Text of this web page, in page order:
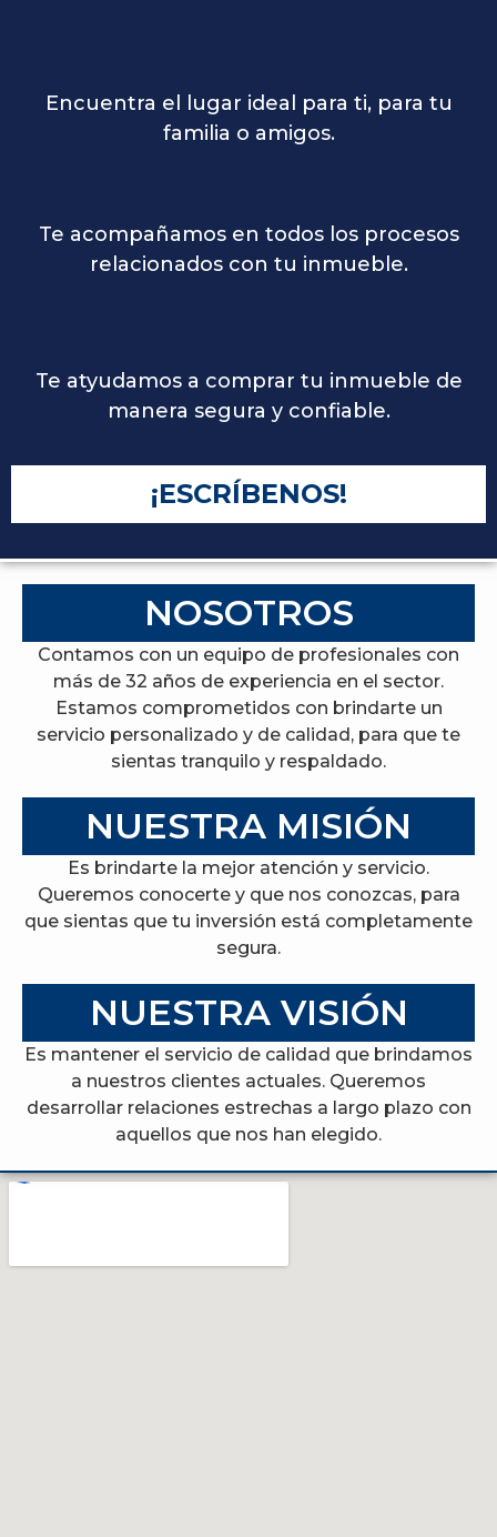
Encuentra el lugar ideal para ti, para tu
familia o amigos.
Te acompañamos en todos los procesos
relacionados con tu inmueble.
Te atyudamos a comprar tu inmueble de
manera segura y confiable.
¡ESCRÍBENOS!
NOSOTROS
Contamos con un equipo de profesionales con
más de 32 años de experiencia en el sector.
Estamos comprometidos con brindarte un
servicio personalizado y de calidad, para que te
sientas tranquilo y respaldado.
NUESTRA MISIÓN
Es brindarte la mejor atención y servicio.
Queremos conocerte y que nos conozcas, para
que sientas que tu inversión está completamente
segura.
NUESTRA VISIÓN
Es mantener el servicio de calidad que brindamos
a nuestros clientes actuales. Queremos
desarrollar relaciones estrechas a largo plazo con
aquellos que nos han elegido.